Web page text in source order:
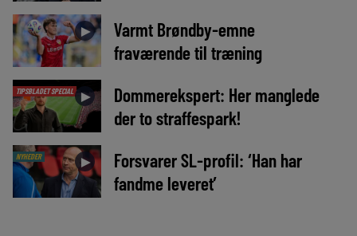
►
Varmt Brøndby-emne
fraværende til træning
TIPSBLADET SPECIAL ►
Dommerekspert: Her manglede
der to straffespark!
NYHEDER ►
Forsvarer SL-profil: ‘Han har
fandme leveret’